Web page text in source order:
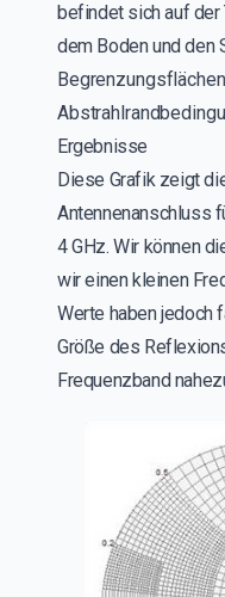
befindet sich auf
dem Boden und den
Ergebnisse
Diese Grafik zeigt
Antennenanschluss
4 GHz. Wir können
wir einen kleinen
Werte haben jedoch
Größe des
Frequenzband